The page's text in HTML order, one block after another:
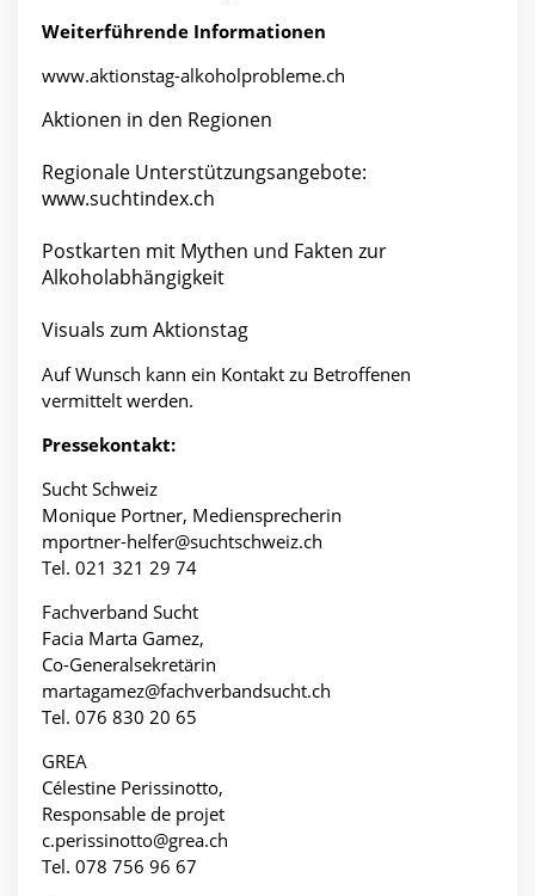
Weiterführende Informationen
www.aktionstag-alkoholprobleme.ch
Aktionen in den Regionen
Regionale Unterstützungsangebote:
www.suchtindex.ch
Postkarten mit Mythen und Fakten zur
Alkoholabhängigkeit
Visuals zum Aktionstag
Auf Wunsch kann ein Kontakt zu Betroffenen
vermittelt werden.
Pressekontakt:
Sucht Schweiz
Monique Portner, Mediensprecherin
mportner-helfer@suchtschweiz.ch
Tel. 021 321 29 74
Fachverband Sucht
Facia Marta Gamez,
Co-Generalsekretärin
martagamez@fachverbandsucht.ch
Tel. 076 830 20 65
GREA
Célestine Perissinotto,
Responsable de projet
c.perissinotto@grea.ch
Tel. 078 756 96 67